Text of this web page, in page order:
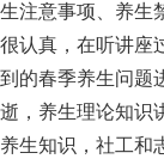
生注意事项、养生
很认真，在听讲座
到的春季养生问题
逝，养生理论知识
养生知识，社工和